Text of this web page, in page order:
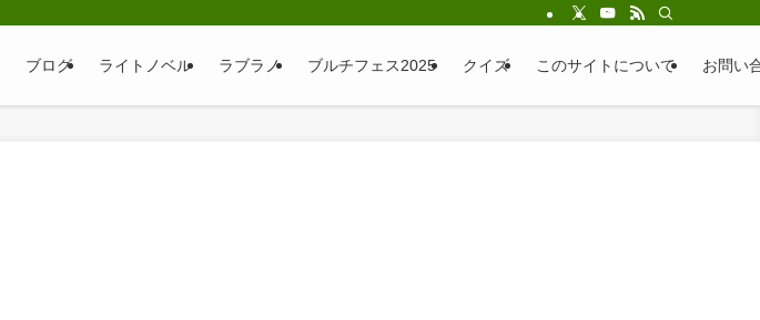
ブログ ライトノベル ラブラノ ブルチフェス2025 クイズ このサイトについて お問い